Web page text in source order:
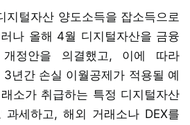
지털자산 양도소득을 잡소득으로
나 올해 4월 디지털자산을 금융
정안을 의결했고, 이에 따라
년간 손실 이월공제가 적용될 예
소가 취급하는 특정 디지털자산
과세하고, 해외 거래소나 DEX를